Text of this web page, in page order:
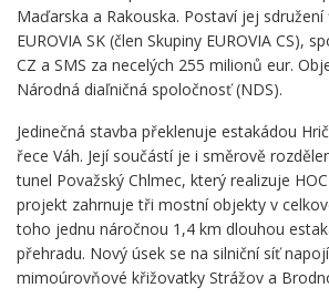
Maďarska a Rakouska. Postaví jej
EUROVIA SK (člen Skupiny EUROVIA CS),
CZ a SMS za necelých 255 milionů eur.
Národná diaľničná spoločnosť (NDS).
Jedinečná stavba překlenuje estakádou
řece Váh. Její součástí je i směrově
tunel Považský Chlmec, který realizuje
projekt zahrnuje tři mostní objekty v
toho jednu náročnou 1,4 km dlouhou
přehradu. Nový úsek se na silniční síť
mimoúrovňové křižovatky Strážov a